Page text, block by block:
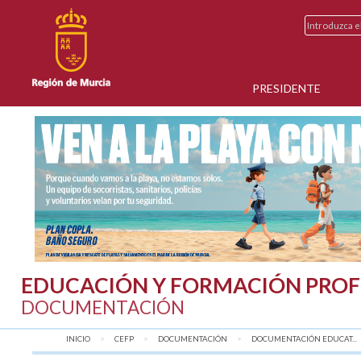
PRESIDENTE
EDUCACIÓN Y FORMACIÓN
DOCUMENTACIÓN
INICIO CEFP DOCUMENTACIÓN DOCUMENTACIÓN EDUCAT...